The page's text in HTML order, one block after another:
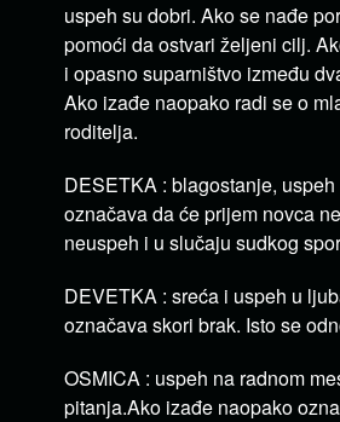
uspeh su dobri. Ako se nađe
pomoći da ostvari željeni cilj.
i opasno suparništvo između
Ako izađe naopako radi se o
roditelja.
DESETKA : blagostanje,
označava da će prijem novca
neuspeh i u slučaju sudkog
DEVETKA : sreća i uspeh u
označava skori brak. Isto se
OSMICA : uspeh na radnom
pitanja.Ako izađe naopako